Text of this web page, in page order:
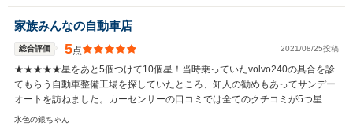
家族みんなの自動車店
総合評価 5点 2021/08/25投稿
★★★★★星をあと5個つけて10個星！当時乗っていたvolvo240の具合を診
てもらう自動車整備工場を探していたところ、知人の勧めもあってサンデー
オートを訪ねました。カーセンサーの口コミでは全てのクチコミが5つ星だ
ったので、え？本当なのかなぁ？といぶかしい気になりましたがお店を訪ね
水色の銀ちゃん